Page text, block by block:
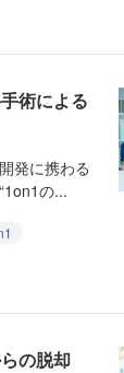
術による
発に携わる
の...
の脱却